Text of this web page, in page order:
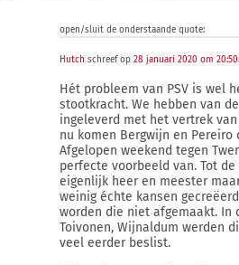
open/sluit de onderstaande quote:
Hutch schreef op28 januari 2020 om 20:50:
Hét probleem van PSV is wel
stootkracht. We hebben van
ingeleverd met het vertrek van
nu komen Bergwijn en Pereiro
Afgelopen weekend tegen
perfecte voorbeeld van. Tot de
eigenlijk heer en meester
weinig échte kansen
worden die niet afgemaakt. In
Toivonen, Wijnaldum werden
veel eerder beslist.